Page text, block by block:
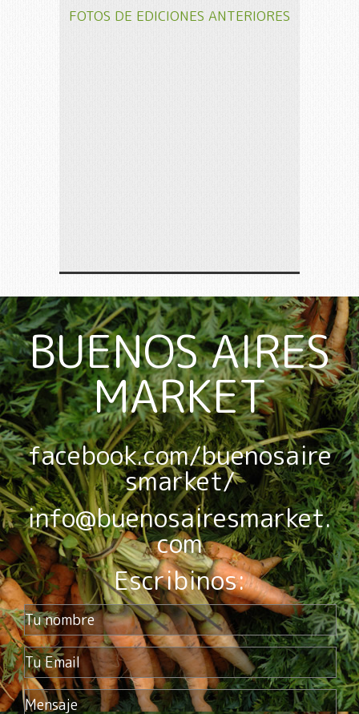
FOTOS DE EDICIONES ANTERIORES
BUENOS AIRES
MARKET
facebook.com/buenosaire
smarket/
info@buenosairesmarket.
com
Escribinos: